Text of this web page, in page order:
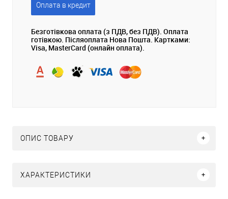
Оплата в кредит
Безготівкова оплата (з ПДВ, без ПДВ). Оплата
готівкою. Післяоплата Нова Пошта. Картками:
Visa, MasterCard (онлайн оплата).
ОПИС ТОВАРУ
ХАРАКТЕРИСТИКИ